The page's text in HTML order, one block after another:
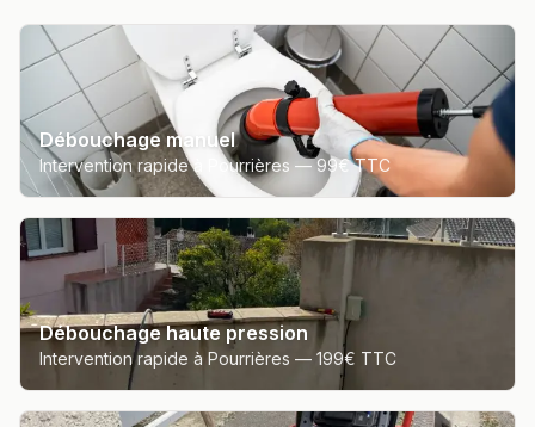
Débouchage manuel
Intervention rapide à Pourrières —99€ TTC
Débouchage haute pression
Intervention rapide à Pourrières — 199€ TTC